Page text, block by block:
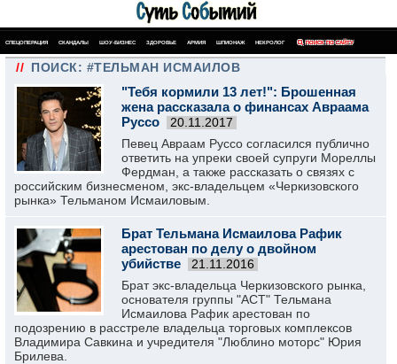
СПЕЦОПЕРАЦИЯ СКАНДАЛЫ ШОУ-БИЗНЕС ЗДОРОВЬЕ АРМИЯ ШПИОНАЖ НЕКРОЛОГ ПОИСК ПО САЙТУ
// ПОИСК: #ТЕЛЬМАН ИСМАИЛОВ
"Тебя кормили 13 лет!": Брошенная
жена рассказала о финансах Авраама
Руссо
20.11.2017
Певец Авраам Руссо согласился публично
ответить на упреки своей супруги Мореллы
Фердман, а также рассказать о связях с
российским бизнесменом, экс-владельцем «Черкизовского
рынка» Тельманом Исмаиловым.
Брат Тельмана Исмаилова Рафик
арестован по делу о двойном
убийстве
21.11.2016
Брат экс-владельца Черкизовского рынка,
основателя группы "АСТ" Тельмана
Исмаилова Рафик арестован по
подозрению в расстреле владельца торговых комплексов
Владимира Савкина и учредителя "Люблино моторс" Юрия
Брилева.